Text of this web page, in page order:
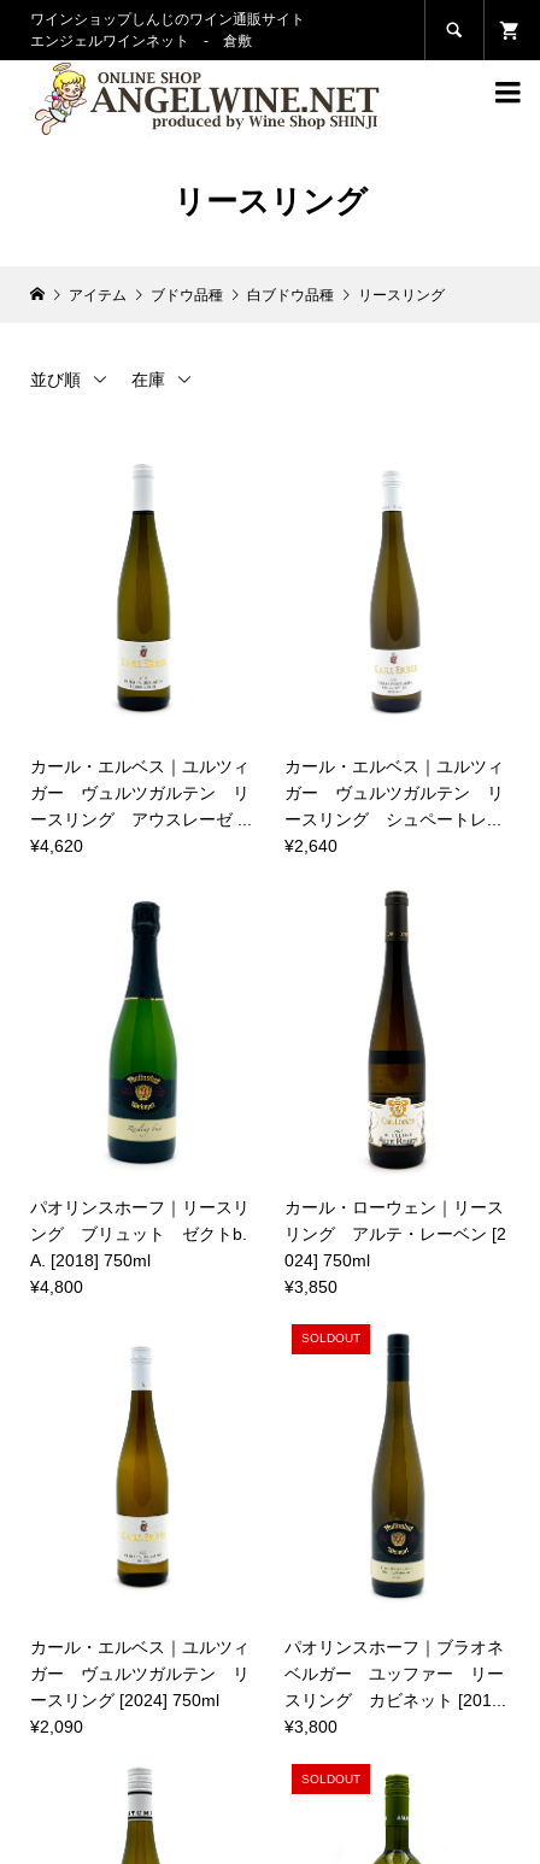
ワインショップしんじのワイン通販サイト
エンジェルワインネット - 倉敷


リースリング
アイテム ブドウ品種 白ブドウ品種 リースリング
並び順 在庫
カール・エルベス｜ユルツィ
ガー ヴュルツガルテン リ
ースリング アウスレーゼ ...
¥4,620
カール・エルベス｜ユルツィ
ガー ヴュルツガルテン リ
ースリング シュペートレ...
¥2,640
パオリンスホーフ｜リースリ
ング ブリュット ゼクトb.
A. [2018] 750ml
¥4,800
カール・ローウェン｜リース
リング アルテ・レーベン [2
024] 750ml
¥3,850
カール・エルベス｜ユルツィ
ガー ヴュルツガルテン リ
ースリング [2024] 750ml
¥2,090
SOLDOUT
パオリンスホーフ｜ブラオネ
ベルガー ユッファー リー
スリング カビネット [201...
¥3,800
SOLDOUT